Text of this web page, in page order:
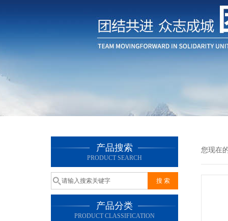
产品搜索
PRODUCT SEARCH
产品分类
PRODUCT CLASSIFICATION
您现在